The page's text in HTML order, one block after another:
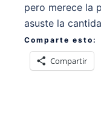
pero merece la
asuste la
Comparte esto:
Compartir